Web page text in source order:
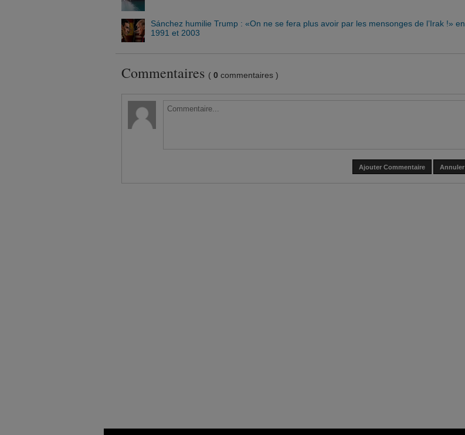
Sánchez humilie Trump : «On ne se fera plus avoir par les mensonges de l’Irak !» en
1991 et 2003
Commentaires ( 0 commentaires )
Ajouter Commentaire Annuler